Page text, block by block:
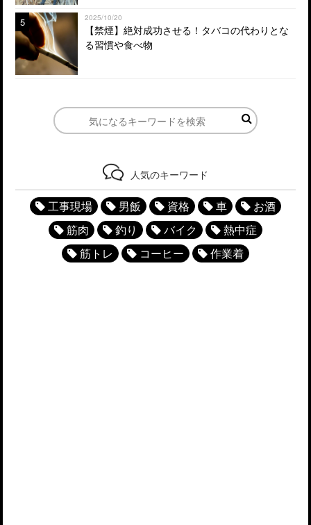
5 2025/10/20
【禁煙】絶対成功させる！タバコの代わりとな
る習慣や食べ物
人気のキーワード
工事現場 男飯 資格 車
お酒
筋肉
釣り バイク
熱中症
筋トレ
コーヒー 作業着